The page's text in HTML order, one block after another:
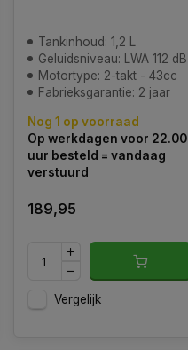
Tankinhoud: 1,2 L
Geluidsniveau: LWA 112 dB
Motortype: 2-takt - 43cc
Fabrieksgarantie: 2 jaar
Nog 1 op voorraad
Op werkdagen voor 22.00
uur besteld = vandaag
verstuurd
189,95
Vergelijk